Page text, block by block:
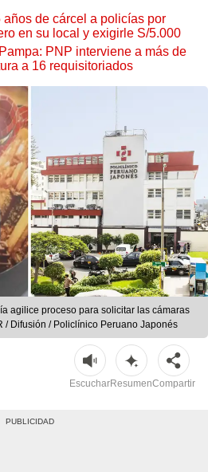
de cárcel a policías por
en su local y exigirle S/5.000
PNP interviene a más de
a 16 requisitoriados
agilice proceso para solicitar las cámaras
/ Difusión / Policlínico Peruano Japonés
EscucharResumenCompartir